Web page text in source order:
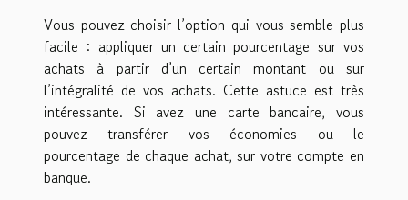
Vous pouvez choisir l’option qui vous semble plus
facile : appliquer un certain pourcentage sur vos
achats à partir d’un certain montant ou sur
l’intégralité de vos achats. Cette astuce est très
intéressante. Si avez une carte bancaire, vous
pouvez transférer vos économies ou le
pourcentage de chaque achat, sur votre compte en
banque.